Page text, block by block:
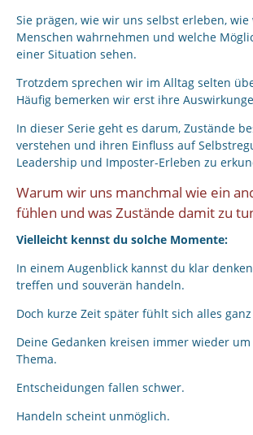
Sie prägen, wie wir uns selbst erleben,
Menschen wahrnehmen und welche
einer Situation sehen.
Trotzdem sprechen wir im Alltag selten
Häufig bemerken wir erst ihre
In dieser Serie geht es darum, Zustände
verstehen und ihren Einfluss auf
Leadership und Imposter-Erleben zu
Warum wir uns manchmal wie ein
fühlen und was Zustände damit zu
Vielleicht kennst du solche Momente:
In einem Augenblick kannst du klar
treffen und souverän handeln.
Doch kurze Zeit später fühlt sich alles
Deine Gedanken kreisen immer wieder
Thema.
Entscheidungen fallen schwer.
Handeln scheint unmöglich.